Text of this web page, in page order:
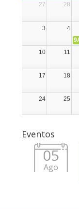
27
28
3
4
10
11
17 18
24 25
Eventos
05
Ago